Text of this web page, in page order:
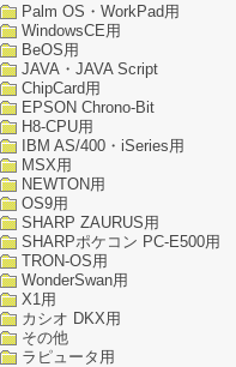
Palm OS・WorkPad用
WindowsCE用
BeOS用
JAVA・JAVA Script
ChipCard用
EPSON Chrono-Bit
H8-CPU用
IBM AS/400・iSeries用
MSX用
NEWTON用
OS9用
SHARP ZAURUS用
SHARPポケコン PC-E500用
TRON-OS用
WonderSwan用
X1用
カシオ DKX用
その他
ラピュータ用